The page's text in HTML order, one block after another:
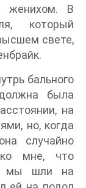
женихом. В
который
свете,
бального
была
на
но, когда
случайно
ко мне, что
мы шли на